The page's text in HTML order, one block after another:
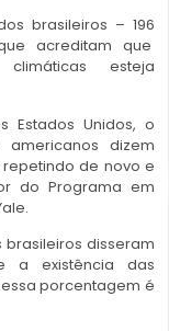
brasileiros – 196
acreditam que
esteja
Estados Unidos, o
dizem
de novo e
do Programa em
disseram
a existência das
porcentagem é